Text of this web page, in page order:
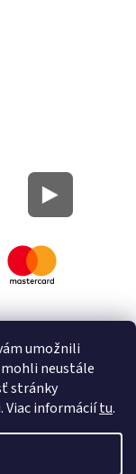
umožnili
neustále
stránky
Viac informáciítu.